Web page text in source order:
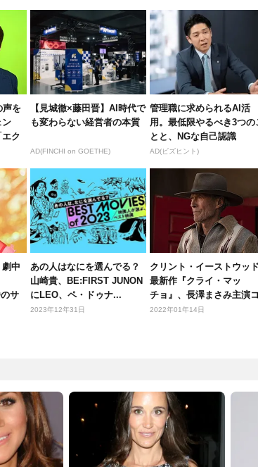
声を
ン
エク
【見城徹×藤田晋】AI時代で
も変わらない経営者の本質
AD(FINCHI on GOETHE)
管理職に求められるAI活
用。最低限やるべき3つの
とと、NGな自己認識
AD(ビズヒント)
中
サ
あの人はなにを選んでる？
山崎貴、BE:FIRST JUNON
にLEO、ペ・ドゥナ...
2023年12年31日
クリント・イーストウッド
最新作『クライ・マッ
チョ』、長澤まさみ主演コ
メディ『コン...
2022年01年14日